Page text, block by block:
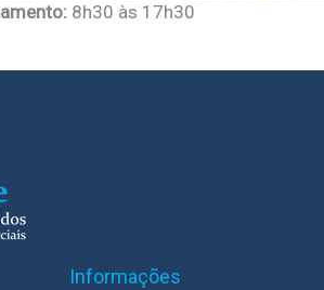
8h30 às 17h30
Informações